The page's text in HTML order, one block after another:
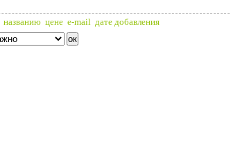
названию цене e-mail дате добавления